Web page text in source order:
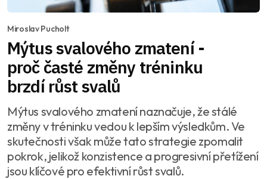
Miroslav Pucholt
Mýtus svalového zmatení -
proč časté změny tréninku
brzdí růst svalů
Mýtus svalového zmatení naznačuje, že stálé
změny v tréninku vedou k lepším výsledkům. Ve
skutečnosti však může tato strategie zpomalit
pokrok, jelikož konzistence a progresivní přetížení
jsou klíčové pro efektivní růst svalů.